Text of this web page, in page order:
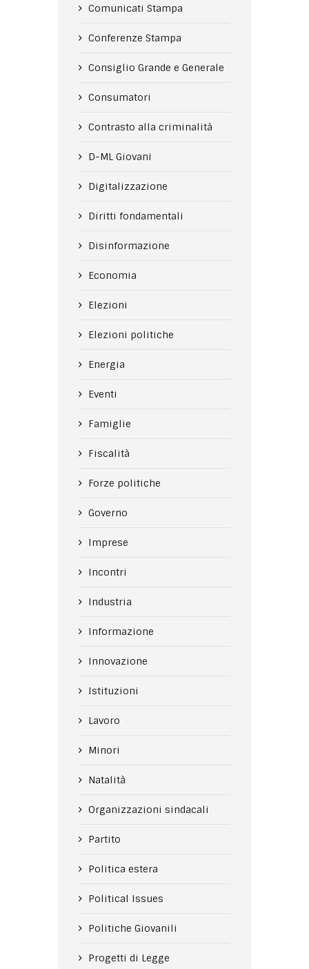
Comunicati Stampa
Conferenze Stampa
Consiglio Grande e Generale
Consumatori
Contrasto alla criminalità
D-ML Giovani
Digitalizzazione
Diritti fondamentali
Disinformazione
Economia
Elezioni
Elezioni politiche
Energia
Eventi
Famiglie
Fiscalità
Forze politiche
Governo
Imprese
Incontri
Industria
Informazione
Innovazione
Istituzioni
Lavoro
Minori
Natalità
Organizzazioni sindacali
Partito
Politica estera
Political Issues
Politiche Giovanili
Progetti di Legge